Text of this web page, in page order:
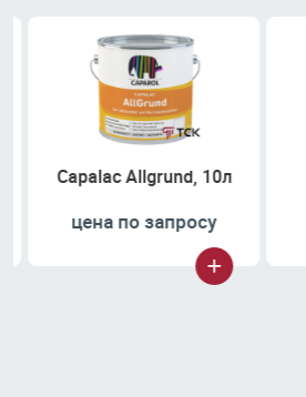
Capalac Allgrund, 10л
цена по запросу